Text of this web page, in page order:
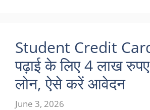
Student Credit
पढ़ाई के लिए 4 लाख
लोन, ऐसे करें आवेदन
June 3, 2026